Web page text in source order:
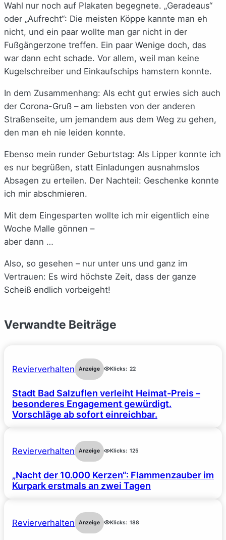
Wahl nur noch auf Plakaten begegnete. „Geradeaus“
oder „Aufrecht“: Die meisten Köppe kannte man eh
nicht, und ein paar wollte man gar nicht in der
Fußgängerzone treffen. Ein paar Wenige doch, das
war dann echt schade. Vor allem, weil man keine
Kugelschreiber und Einkaufschips hamstern konnte.
In dem Zusammenhang: Als echt gut erwies sich auch
der Corona-Gruß – am liebsten von der anderen
Straßenseite, um jemandem aus dem Weg zu gehen,
den man eh nie leiden konnte.
Ebenso mein runder Geburtstag: Als Lipper konnte ich
es nur begrüßen, statt Einladungen ausnahmslos
Absagen zu erteilen. Der Nachteil: Geschenke konnte
ich mir abschmieren.
Mit dem Eingesparten wollte ich mir eigentlich eine
Woche Malle gönnen –
aber dann …
Also, so gesehen – nur unter uns und ganz im
Vertrauen: Es wird höchste Zeit, dass der ganze
Scheiß endlich vorbeigeht!
Verwandte Beiträge
Revierverhalten Anzeige Klicks: 22
Stadt Bad Salzuflen verleiht Heimat-Preis –
besonderes Engagement gewürdigt.
Vorschläge ab sofort einreichbar.
Revierverhalten Anzeige Klicks: 125
„Nacht der 10.000 Kerzen“: Flammenzauber im
Kurpark erstmals an zwei Tagen
Revierverhalten Anzeige Klicks: 188